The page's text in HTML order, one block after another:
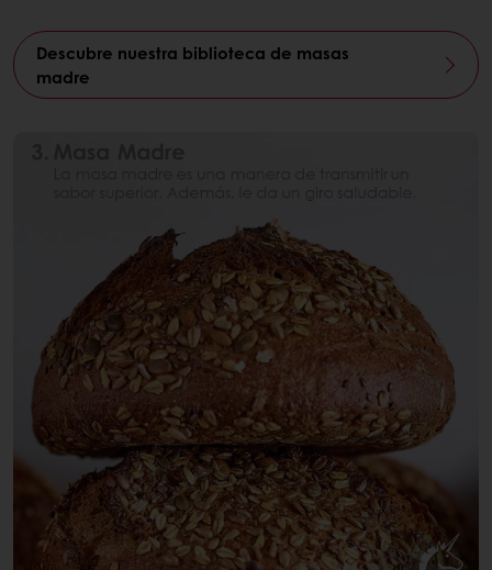
Descubre nuestra biblioteca de masas
madre